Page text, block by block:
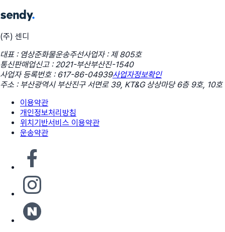
(주) 센디
대표 : 염상준화물운송주선사업자 : 제 805호
통신판매업신고 : 2021-부산부산진-1540
사업자 등록번호 : 617-86-04939사업자정보확인
주소 : 부산광역시 부산진구 서면로 39, KT&G 상상마당 6층 9호, 10호
이용약관
개인정보처리방침
위치기반서비스 이용약관
운송약관